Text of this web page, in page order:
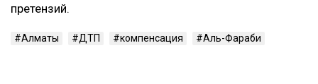
претензий.
Алматы ДТП компенсация Аль-Фараби